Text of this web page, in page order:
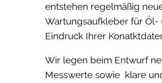
entstehen regelmäßig
Wartungsaufkleber für
Eindruck Ihrer
Wir legen beim Entwurf
Messwerte sowie klare